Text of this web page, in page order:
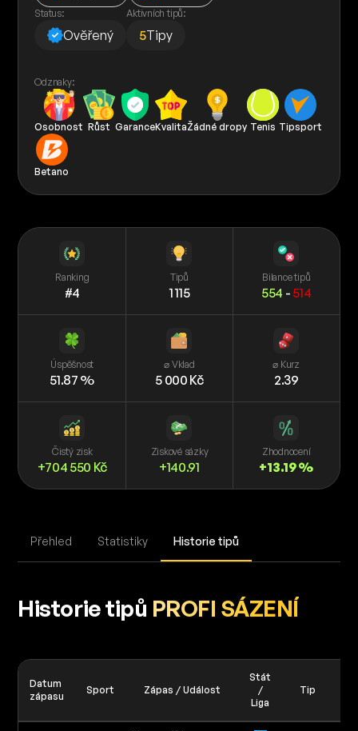
Status:
Ověřený
Aktivních tipů:
5Tipy
Odznaky:
Osobnost Růst GaranceKvalitaŽádné dropy Tenis Tipsport
Betano
Ranking
#4
Tipů
1 115
Bilance tipů
554 - 514
Úspěšnost
51.87 %
⌀ Vklad
5 000 Kč
⌀ Kurz
2.39
Čistý zisk
+704 550 Kč
Ziskové sázky
+140.91
Zhodnocení
+13.19 %
Přehled Statistiky Historie tipů
Historie tipů PROFI SÁZENÍ
Datum
zápasu
Sport Zápas / Událost
Stát
/
Liga
Tip